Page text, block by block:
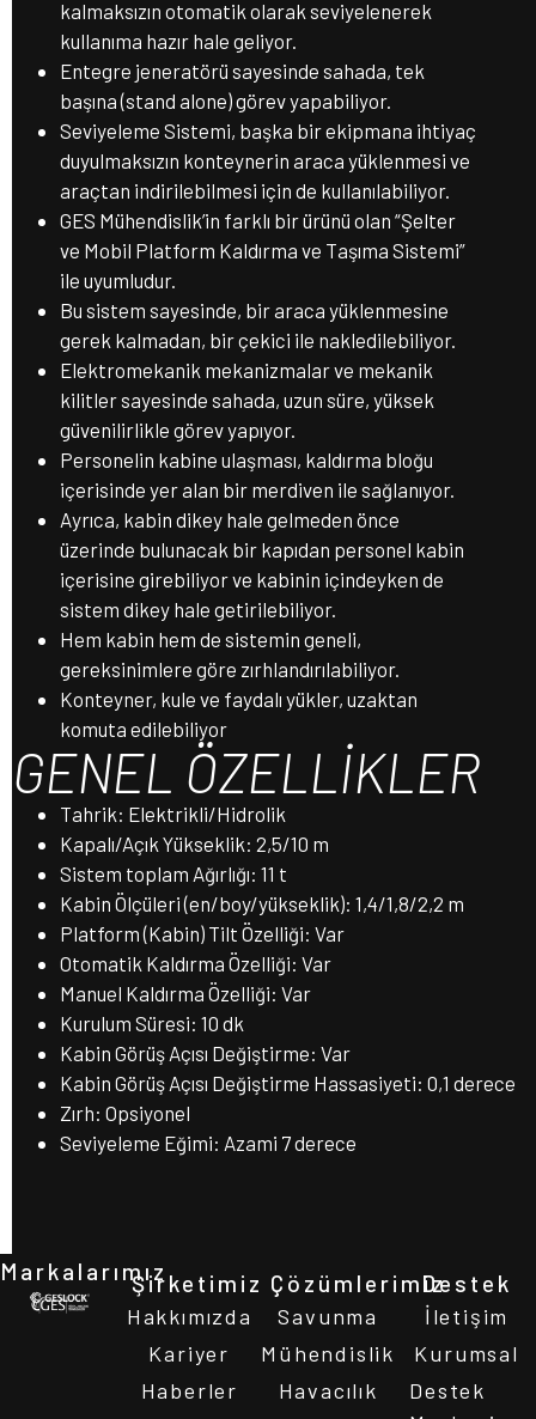
kalmaksızın otomatik olarak seviyelenerek
kullanıma hazır hale geliyor.
Entegre jeneratörü sayesinde sahada, tek
başına (stand alone) görev yapabiliyor.
Seviyeleme Sistemi, başka bir ekipmana ihtiyaç
duyulmaksızın konteynerin araca yüklenmesi ve
araçtan indirilebilmesi için de kullanılabiliyor.
GES Mühendislik’in farklı bir ürünü olan “Şelter
ve Mobil Platform Kaldırma ve Taşıma Sistemi”
ile uyumludur.
Bu sistem sayesinde, bir araca yüklenmesine
gerek kalmadan, bir çekici ile nakledilebiliyor.
Elektromekanik mekanizmalar ve mekanik
kilitler sayesinde sahada, uzun süre, yüksek
güvenilirlikle görev yapıyor.
Personelin kabine ulaşması, kaldırma bloğu
içerisinde yer alan bir merdiven ile sağlanıyor.
Ayrıca, kabin dikey hale gelmeden önce
üzerinde bulunacak bir kapıdan personel kabin
içerisine girebiliyor ve kabinin içindeyken de
sistem dikey hale getirilebiliyor.
Hem kabin hem de sistemin geneli,
gereksinimlere göre zırhlandırılabiliyor.
Konteyner, kule ve faydalı yükler, uzaktan
komuta edilebiliyor
GENEL ÖZELLİKLER
Tahrik: Elektrikli/Hidrolik
Kapalı/Açık Yükseklik: 2,5/10 m
Sistem toplam Ağırlığı: 11 t
Kabin Ölçüleri (en/boy/yükseklik): 1,4/1,8/2,2 m
Platform (Kabin) Tilt Özelliği: Var
Otomatik Kaldırma Özelliği: Var
Manuel Kaldırma Özelliği: Var
Kurulum Süresi: 10 dk
Kabin Görüş Açısı Değiştirme: Var
Kabin Görüş Açısı Değiştirme Hassasiyeti: 0,1 derece
Zırh: Opsiyonel
Seviyeleme Eğimi: Azami 7 derece
MarkalarımızŞirketimiz
Hakkımızda
Kariyer
Haberler
Çözümlerimiz
Savunma
Mühendislik
Havacılık
Destek
İletişim
Kurumsal
Destek